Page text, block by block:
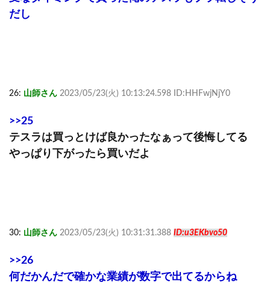
だし
26: 山師さん 2023/05/23(火) 10:13:24.598 ID:HHFwjNjY0
>>25
テスラは買っとけば良かったなぁって後悔してる
やっぱり下がったら買いだよ
30: 山師さん 2023/05/23(火) 10:31:31.388 ID:u3EKbvo50
>>26
何だかんだで確かな業績が数字で出てるからね